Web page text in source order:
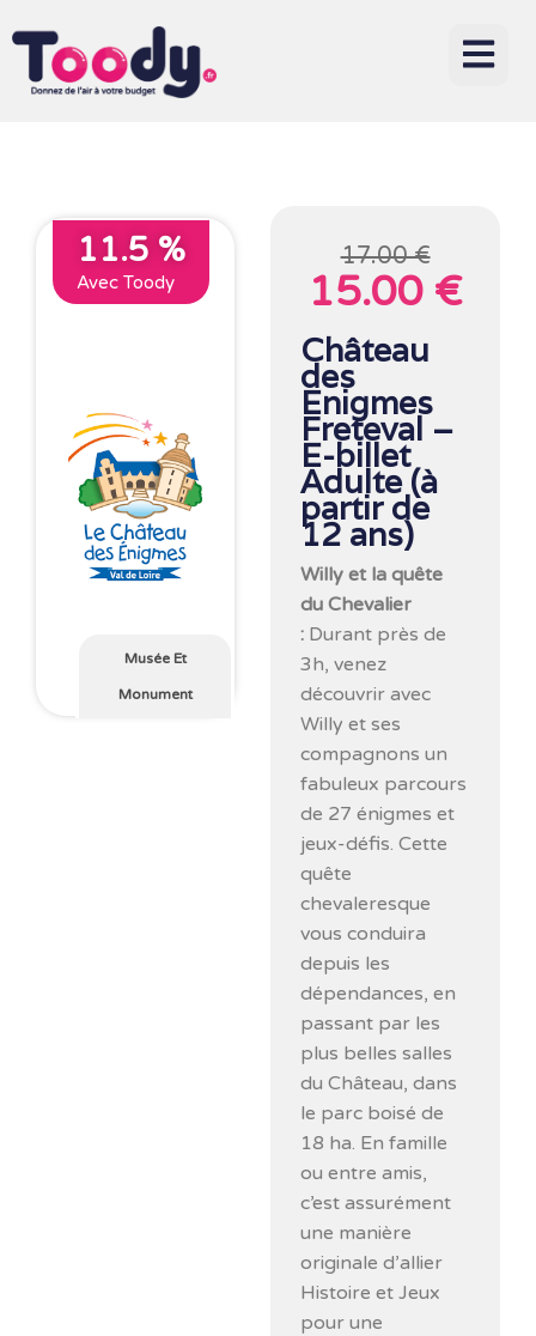
11.5 %
Avec Toody
Musée Et
Monument
17.00 €
15.00 €
Château
des
Enigmes
Freteval –
E-billet
Adulte (à
partir de
12 ans)
Willy et la quête
du Chevalier
: Durant près de
3h, venez
découvrir avec
Willy et ses
compagnons un
fabuleux parcours
de 27 énigmes et
jeux-défis. Cette
quête
chevaleresque
vous conduira
depuis les
dépendances, en
passant par les
plus belles salles
du Château, dans
le parc boisé de
18 ha. En famille
ou entre amis,
c’est assurément
une manière
originale d’allier
Histoire et Jeux
pour une